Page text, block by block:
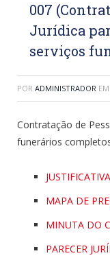
007
Jurídica
serviços
POR ADMINISTRADOR EM
Contratação de
funerários
JUSTIFICATIVA
MAPA DE
MINUTA DO
PARECER